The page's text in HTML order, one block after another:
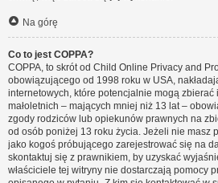
Na górę
Co to jest COPPA?
COPPA, to skrót od Child Online Privacy and
obowiązującego od 1998 roku w USA,
internetowych, które potencjalnie mogą zbierać
małoletnich – mających mniej niż 13 lat –
zgody rodziców lub opiekunów prawnych na
od osób poniżej 13 roku życia. Jeżeli nie masz
jako kogoś próbującego zarejestrować się na
skontaktuj się z prawnikiem, by uzyskać
właściciele tej witryny nie dostarczają pomocy